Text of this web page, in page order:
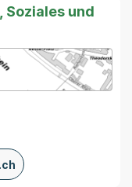
und
von MapBS.
Link, wird in einem